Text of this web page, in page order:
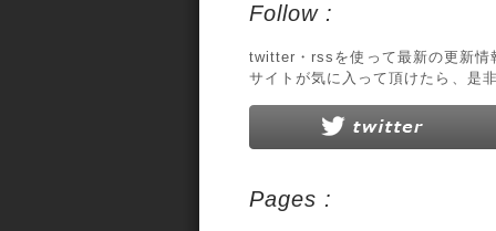
Follow :
twitter・rssを使って最新の更新情
サイトが気に入って頂けたら、是
Pages :